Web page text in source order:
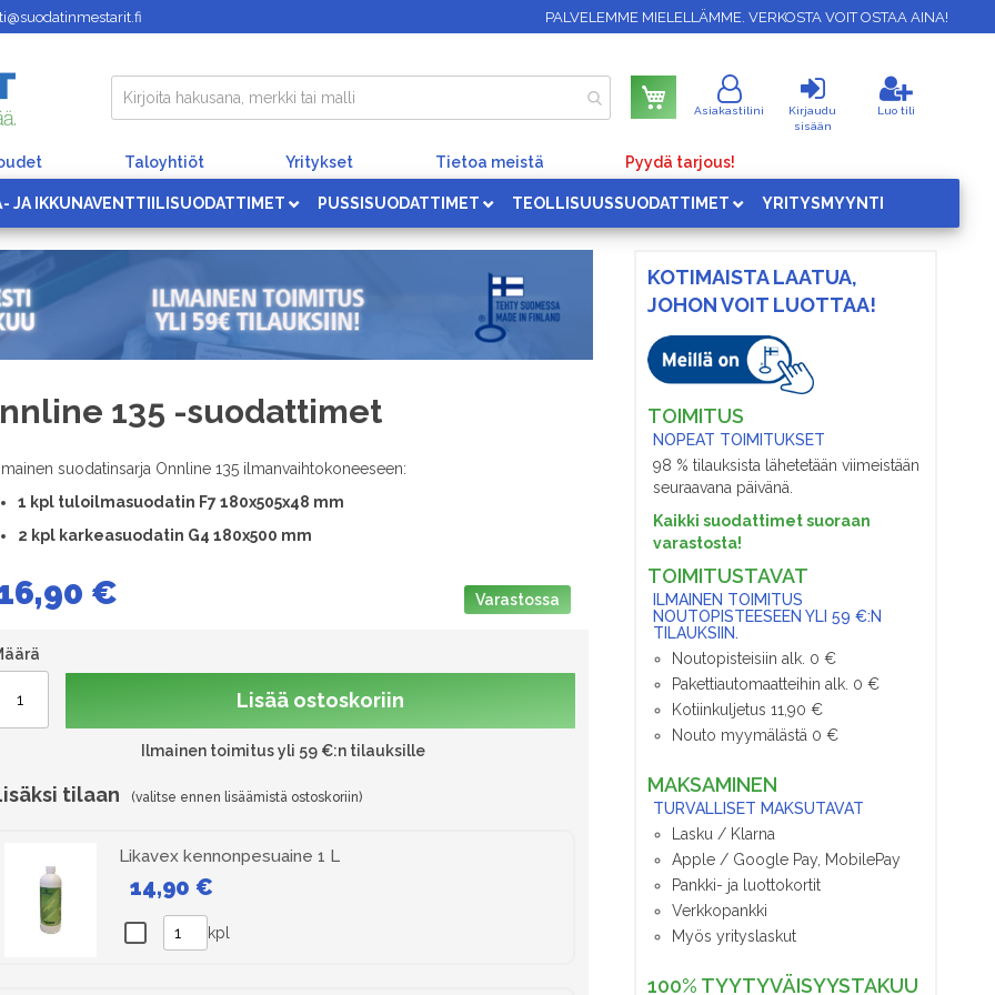
PALVELEMME MIELELLÄMME. VERKOSTA VOIT OSTAA AINA!
Ostoskori
Asiakastilini
Kirjaudu
sisään
Luo tili
Taloyhtiöt Yritykset Tietoa meistä Pyydä tarjous!
JA IKKUNAVENTTIILISUODATTIMET PUSSISUODATTIMET TEOLLISUUSSUODATTIMET YRITYSMYYNTI
135 -suodattimet
suodatinsarja Onnline 135 ilmanvaihtokoneeseen:
1 kpl tuloilmasuodatin F7 180x505x48 mm
2 kpl karkeasuodatin G4 180x500 mm
€ Varastossa
Lisää ostoskoriin
Ilmainen toimitus yli 59 €:n tilauksille
tilaan
Likavex kennonpesuaine 1 L
14,90 €
kpl
KOTIMAISTA LAATUA,
JOHON VOIT LUOTTAA!
TOIMITUS
NOPEAT TOIMITUKSET
98 % tilauksista lähetetään viimeistään
seuraavana päivänä.
Kaikki suodattimet suoraan
varastosta!
TOIMITUSTAVAT
ILMAINEN TOIMITUS
NOUTOPISTEESEEN YLI 59 €:N
TILAUKSIIN.
Noutopisteisiin alk. 0 €
Pakettiautomaatteihin alk. 0 €
Kotiinkuljetus 11,90 €
Nouto myymälästä 0 €
MAKSAMINEN
TURVALLISET MAKSUTAVAT
Lasku / Klarna
Apple / Google Pay, MobilePay
Pankki- ja luottokortit
Verkkopankki
Myös yrityslaskut
100% TYYTYVÄISYYSTAKUU